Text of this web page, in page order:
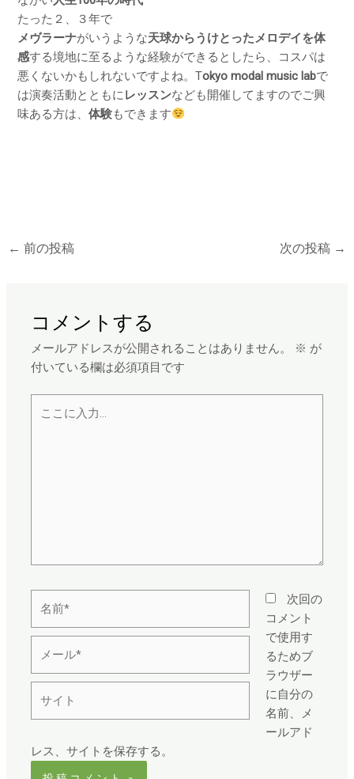
たった２、３年で
メヴラーナがいうような天球からうけとったメロデイを体
感する境地に至るような経験ができるとしたら、コスパは
悪くないかもしれないですよね。Tokyo modal music labで
は演奏活動とともにレッスンなども開催してますのでご興
味ある方は、体験もできます
← 前の投稿 次の投稿 →
コメントする
メールアドレスが公開されることはありません。 ※ が
付いている欄は必須項目です
こ
*
ー
ル
次回の
コメント
で使用す
るためブ
ラウザー
に自分の
名前、メ
ールアド
レス、サイトを保存する。